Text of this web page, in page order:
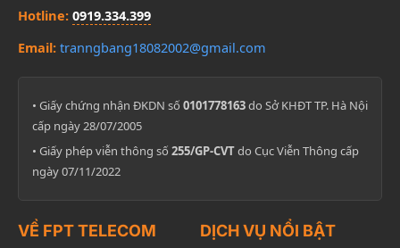
Hotline: 0919.334.399
Email: tranngbang18082002@gmail.com
• Giấy chứng nhận ĐKDN số 0101778163do Sở KHĐT TP. Hà Nội
cấp ngày 28/07/2005
• Giấy phép viễn thông số 255/GP-CVTdo Cục Viễn Thông cấp
ngày 07/11/2022
VỀ FPT TELECOM DỊCH VỤ NỔI BẬT